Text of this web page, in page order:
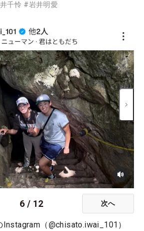
千怜 #岩井明愛
6 / 12 次へ
Instagram（@chisato.iwai_101）